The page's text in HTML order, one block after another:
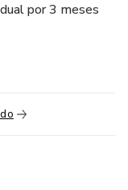
por 3 meses